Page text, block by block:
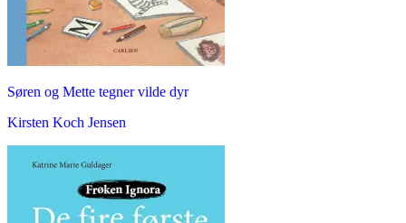
Søren og Mette tegner vilde dyr
Kirsten Koch Jensen